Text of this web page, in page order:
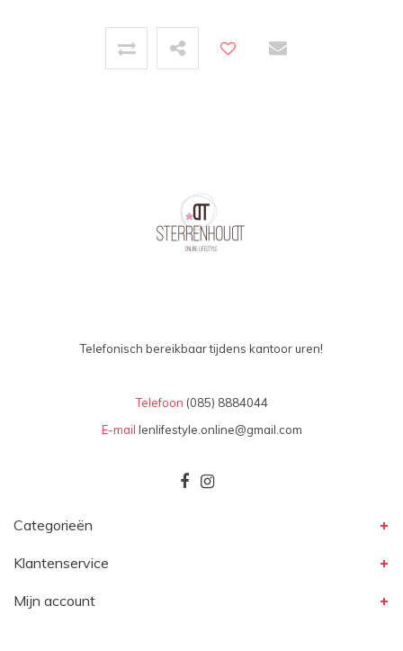
Telefonisch bereikbaar tijdens kantoor uren!
Telefoon (085) 8884044
E-mail lenlifestyle.online@gmail.com
Categorieën
Klantenservice
Mijn account